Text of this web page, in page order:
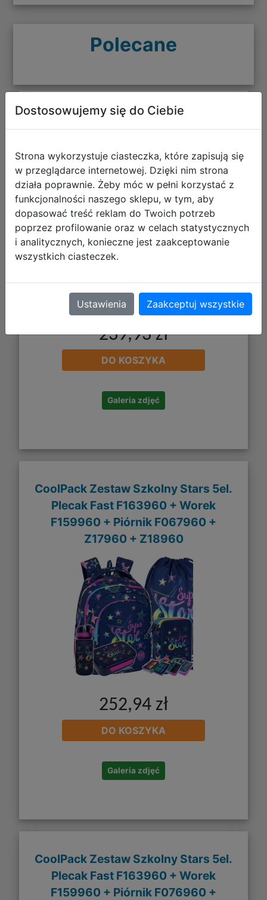
Polecane
CoolPack Zestaw Szkolny Stars 5el.
F159960 + Piórnik F066960 +
Z17960 + Z18960
239,93 zł
DO KOSZYKA
Galeria zdjęć
CoolPack Zestaw Szkolny Stars 5el.
Plecak Fast F163960 + Worek
F159960 + Piórnik F067960 +
Z17960 + Z18960
252,94 zł
DO KOSZYKA
Galeria zdjęć
CoolPack Zestaw Szkolny Stars 5el.
Plecak Fast F163960 + Worek
F159960 + Piórnik F076960 +
Dostosowujemy się do Ciebie
Strona wykorzystuje ciasteczka, które zapisują się
w przeglądarce internetowej. Dzięki nim strona
działa poprawnie. Żeby móc w pełni korzystać z
funkcjonalności naszego sklepu, w tym, aby
dopasować treść reklam do Twoich potrzeb
poprzez profilowanie oraz w celach statystycznych
i analitycznych, konieczne jest zaakceptowanie
wszystkich ciasteczek.
Ustawienia Zaakceptuj wszystkie